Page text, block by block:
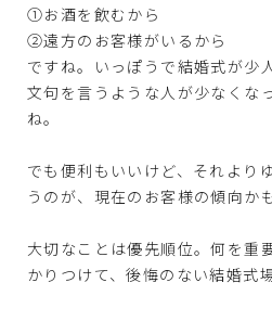
①お酒を飲むから
②遠方のお客様がいるから
ですね。いっぽうで結婚式が少
文句を言うような人が少なくな
ね。
でも便利もいいけど、それより
うのが、現在のお客様の傾向か
大切なことは優先順位。何を重
かりつけて、後悔のない結婚式